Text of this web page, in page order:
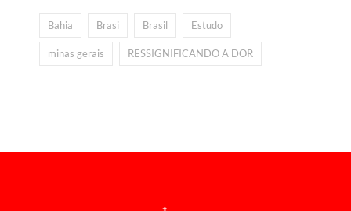
Bahia Brasi Brasil Estudo
minas gerais RESSIGNIFICANDO A DOR